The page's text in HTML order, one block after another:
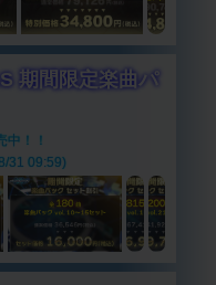
期間限定楽曲パ
！！
31 09:59)